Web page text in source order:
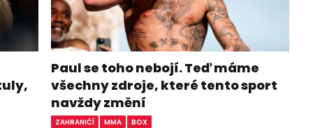
Paul se toho nebojí. Teď máme
všechny zdroje, které tento sport
navždy změní
ZAHRANIČÍ MMA BOX